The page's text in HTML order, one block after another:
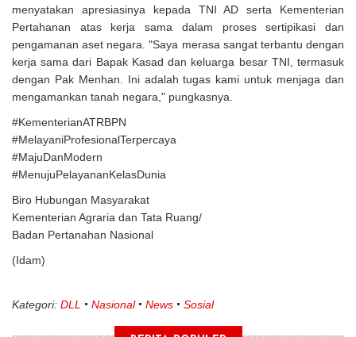
menyatakan apresiasinya kepada TNI AD serta Kementerian
Pertahanan atas kerja sama dalam proses sertipikasi dan
pengamanan aset negara. "Saya merasa sangat terbantu dengan
kerja sama dari Bapak Kasad dan keluarga besar TNI, termasuk
dengan Pak Menhan. Ini adalah tugas kami untuk menjaga dan
mengamankan tanah negara," pungkasnya.
#KementerianATRBPN
#MelayaniProfesionalTerpercaya
#MajuDanModern
#MenujuPelayananKelasDunia
Biro Hubungan Masyarakat
Kementerian Agraria dan Tata Ruang/
Badan Pertanahan Nasional
(Idam)
Kategori: DLL Nasional News Sosial